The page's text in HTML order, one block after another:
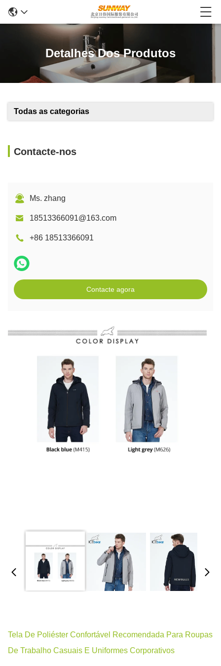
Detalhes Dos Produtos
Todas as categorias
Contacte-nos
Ms. zhang
18513366091@163.com
+86 18513366091
Contacte agora
Tela De Poliéster Confortável Recomendada Para Roupas
De Trabalho Casuais E Uniformes Corporativos